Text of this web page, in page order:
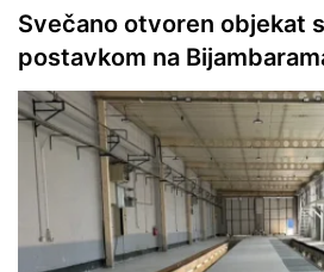
Svečano otvoren objekat
postavkom na